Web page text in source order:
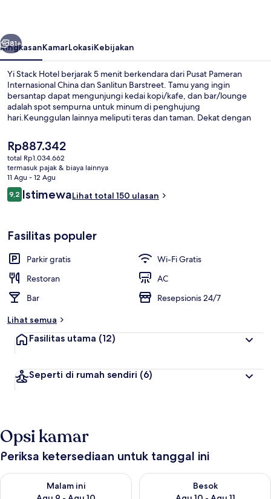
Berikutnya
81+
RingkasanKamarLokasiKebijakan
Yi Stack Hotel berjarak 5 menit berkendara dari Pusat Pameran
Internasional China dan Sanlitun Barstreet. Tamu yang ingin
bersantap dapat mengunjungi kedai kopi/kafe, dan bar/lounge
adalah spot sempurna untuk minum di penghujung
hari.Keunggulan lainnya meliputi teras dan taman. Dekat dengan
kaki.
Harga
saat
ini
Rp887.342
Rp887.342
total Rp1.034.662
termasuk pajak & biaya lainnya
11 Agu - 12 Agu
Ulasan
9,29,2 dari 10
IstimewaLihat total 150 ulasan
Fasilitas populer
Parkir gratis
Wi-Fi Gratis
Restoran
AC
Bar
Resepsionis 24/7
Lihat semua
Fasilitas utama (12)
Seperti di rumah sendiri (6)
Opsi kamar
Periksa ketersediaan untuk tanggal ini
Malam ini
Periksa ketersediaan untuk malam ini Agu 9 - Agu 10
Besok
Periksa ketersediaan untuk